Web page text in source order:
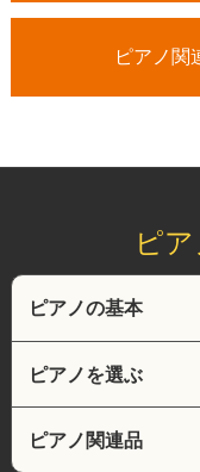
ピアノ関
ピ
ピアノの基本
ピアノを選ぶ
ピアノ関連品